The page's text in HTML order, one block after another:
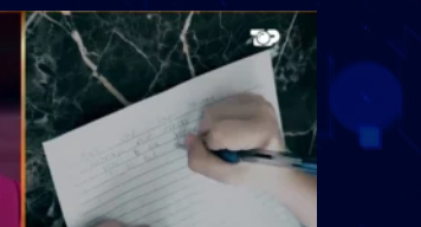
dhe bashkëshorten:
ndonjë letër divorci
jo?